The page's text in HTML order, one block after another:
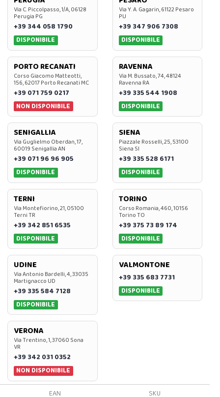
Via C. Piccolpasso, 1/A, 06128
Perugia PG
+39 344 058 1790
DISPONIBILE
Via Y. A. Gagarin, 61122 Pesaro
PU
+39 347 906 7308
DISPONIBILE
PORTO RECANATI
Corso Giacomo Matteotti,
156, 62017 Porto Recanati MC
+39 071 759 0217
NON DISPONIBILE
RAVENNA
Via M. Bussato, 74, 48124
Ravenna RA
+39 335 544 1908
DISPONIBILE
SENIGALLIA
Via Guglielmo Oberdan, 17,
60019 Senigallia AN
+39 071 96 96 905
DISPONIBILE
SIENA
Piazzale Rosselli, 25, 53100
Siena SI
+39 335 528 6171
DISPONIBILE
TERNI
Via Montefiorino, 21, 05100
Terni TR
+39 342 851 6535
DISPONIBILE
TORINO
Corso Romania, 460, 10156
Torino TO
+39 375 73 89 174
DISPONIBILE
UDINE
Via Antonio Bardelli, 4, 33035
Martignacco UD
+39 335 584 7128
DISPONIBILE
VALMONTONE
+39 335 683 7731
DISPONIBILE
VERONA
Via Trentino, 1, 37060 Sona
VR
+39 342 031 0352
NON DISPONIBILE
EAN SKU